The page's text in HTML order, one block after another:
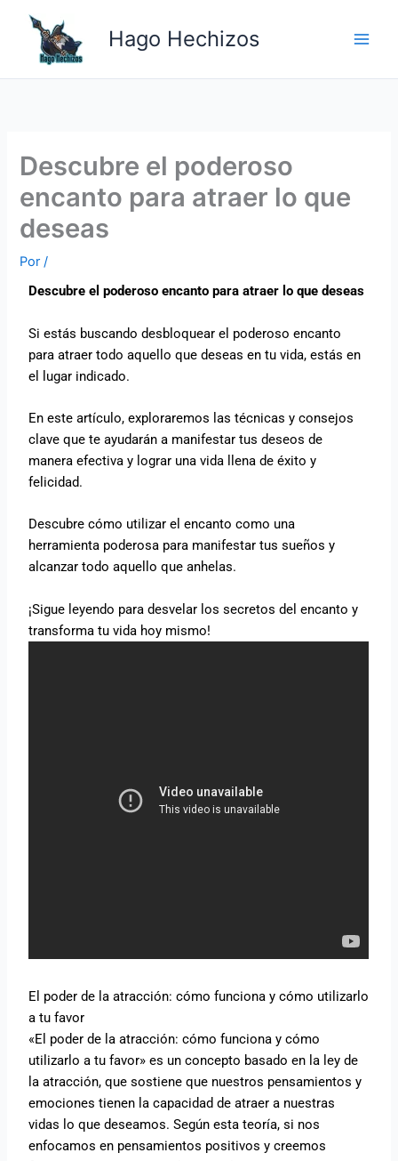
contenido
Hago Hechizos
Descubre el poderoso
encanto para atraer lo que
deseas
Por/
Descubre el poderoso encanto para atraer lo que deseas
Si estás buscando desbloquear el poderoso encanto
para atraer todo aquello que deseas en tu vida, estás en
el lugar indicado.
En este artículo, exploraremos las técnicas y consejos
clave que te ayudarán a manifestar tus deseos de
manera efectiva y lograr una vida llena de éxito y
felicidad.
Descubre cómo utilizar el encanto como una
herramienta poderosa para manifestar tus sueños y
alcanzar todo aquello que anhelas.
¡Sigue leyendo para desvelar los secretos del encanto y
transforma tu vida hoy mismo!
El poder de la atracción: cómo funciona y cómo utilizarlo
a tu favor
«El poder de la atracción: cómo funciona y cómo
utilizarlo a tu favor» es un concepto basado en la ley de
la atracción, que sostiene que nuestros pensamientos y
emociones tienen la capacidad de atraer a nuestras
vidas lo que deseamos. Según esta teoría, si nos
enfocamos en pensamientos positivos y creemos